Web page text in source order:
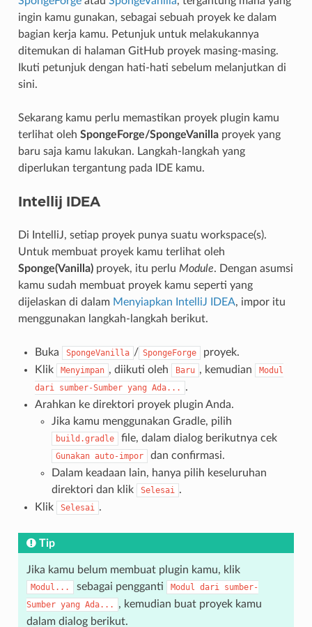
ingin kamu gunakan, sebagai sebuah proyek ke dalam
bagian kerja kamu. Petunjuk untuk melakukannya
ditemukan di halaman GitHub proyek masing-masing.
Ikuti petunjuk dengan hati-hati sebelum melanjutkan di
sini.
Sekarang kamu perlu memastikan proyek plugin kamu
terlihat oleh SpongeForge/SpongeVanillaproyek yang
baru saja kamu lakukan. Langkah-langkah yang
diperlukan tergantung pada IDE kamu.
Intellij IDEA
Di IntelliJ, setiap proyek punya suatu workspace(s).
Untuk membuat proyek kamu terlihat oleh
Sponge(Vanilla)proyek, itu perlu Module. Dengan asumsi
kamu sudah membuat proyek kamu seperti yang
dijelaskan di dalam Menyiapkan IntelliJ IDEA, impor itu
menggunakan langkah-langkah berikut.
Buka SpongeVanilla / SpongeForge
proyek.
Klik
Menyimpan , diikuti oleh Baru , kemudian
Modul
dari sumber-Sumber yang Ada...
.
Arahkan ke direktori proyek plugin Anda.
Jika kamu menggunakan Gradle, pilih
build.gradle file, dalam dialog berikutnya cek
Gunakan auto-impor
dan confirmasi.
Dalam keadaan lain, hanya pilih keseluruhan
direktori dan klik
Selesai .
Klik
Selesai .
Tip
Jika kamu belum membuat plugin kamu, klik
Modul... sebagai pengganti Modul dari sumber-
Sumber yang Ada...
, kemudian buat proyek kamu
dalam dialog berikut.